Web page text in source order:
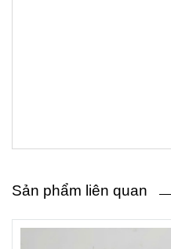
Sản phẩm liên quan